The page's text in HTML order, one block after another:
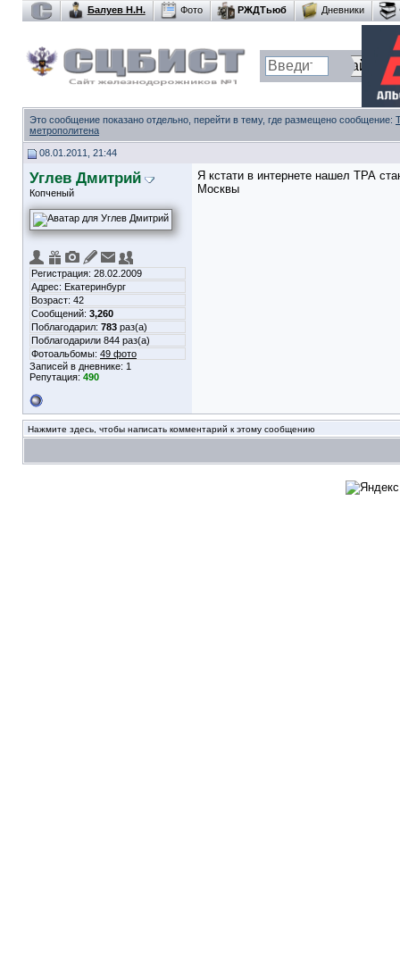
Балуев Н.Н. Фото РЖДТьюб Дневники
Это сообщение показано отдельно, перейти в тему, где размещено сообщение:
метрополитена
08.01.2011, 21:44
Углев Дмитрий
Копченый
Регистрация: 28.02.2009
Адрес: Екатеринбург
Возраст: 42
Сообщений: 3,260
Поблагодарил: 783 раз(а)
Поблагодарили 844 раз(а)
Фотоальбомы: 49 фото
Записей в дневнике: 1
Репутация: 490
Я кстати в интернете нашел ТРА
Москвы
Нажмите здесь, чтобы написать комментарий к этому сообщению